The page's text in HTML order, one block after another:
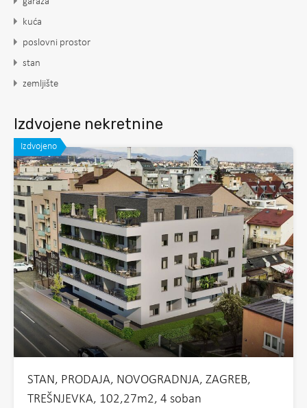
kuća
poslovni prostor
stan
zemljište
Izdvojene nekretnine
Izdvojeno
STAN, PRODAJA, NOVOGRADNJA, ZAGREB,
TREŠNJEVKA, 102,27m2, 4 soban